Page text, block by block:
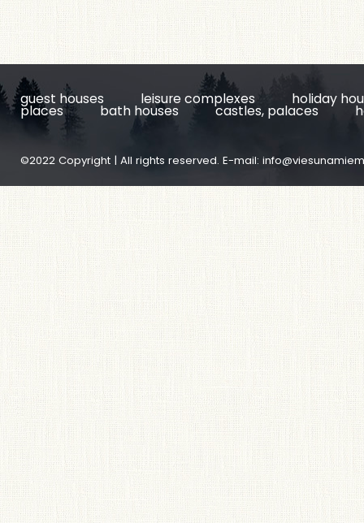
guest houses leisure complexes holiday
places bath houses castles, palaces
©2022 Copyright | All rights reserved. E-mail: